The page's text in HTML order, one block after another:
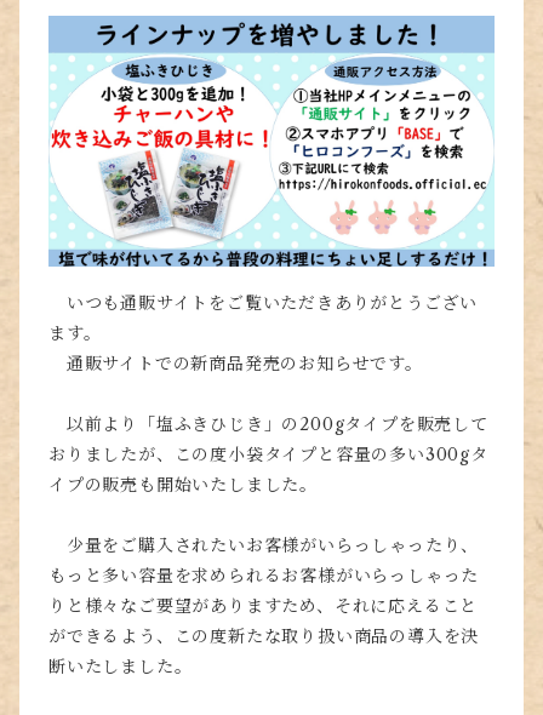
いつも通販サイトをご覧いただきありがとうござい
ます。
通販サイトでの新商品発売のお知らせです。
以前より「塩ふきひじき」の200gタイプを販売して
おりましたが、この度小袋タイプと容量の多い300gタ
イプの販売も開始いたしました。
少量をご購入されたいお客様がいらっしゃったり、
もっと多い容量を求められるお客様がいらっしゃった
りと様々なご要望がありますため、それに応えること
ができるよう、この度新たな取り扱い商品の導入を決
断いたしました。